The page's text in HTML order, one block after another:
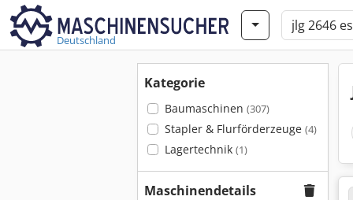
Deutschland
Kategorie
Baumaschinen (307)
Stapler & Flurförderzeuge (4)
Lagertechnik (1)
Maschinendetails